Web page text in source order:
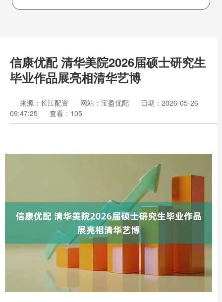
信康优配 清华美院2026届硕士研究生
毕业作品展亮相清华艺博
来源：长江配资 网站：宝盈优配
日期：2026-05-26
09:47:25
查看：105